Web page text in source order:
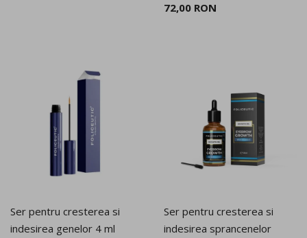
72,00 RON
Ser pentru cresterea si
indesirea genelor 4 ml
Ser pentru cresterea si
indesirea sprancenelor